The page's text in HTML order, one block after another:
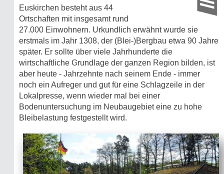
Euskirchen besteht aus 44
Ortschaften mit insgesamt rund
27.000 Einwohnern. Urkundlich erwähnt wurde sie
erstmals im Jahr 1308, der (Blei-)Bergbau etwa 90 Jahre
später. Er sollte über viele Jahrhunderte die
wirtschaftliche Grundlage der ganzen Region bilden, ist
aber heute - Jahrzehnte nach seinem Ende - immer
noch ein Aufreger und gut für eine Schlagzeile in der
Lokalpresse, wenn wieder mal bei einer
Bodenuntersuchung im Neubaugebiet eine zu hohe
Bleibelastung festgestellt wird.